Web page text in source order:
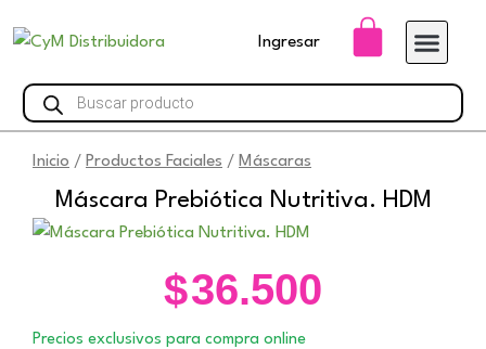
Ingresar Carrito
Búsqueda
de
productos
Inicio / Productos Faciales / Máscaras
Máscara Prebiótica Nutritiva. HDM
$36.500
Precios exclusivos para compra online